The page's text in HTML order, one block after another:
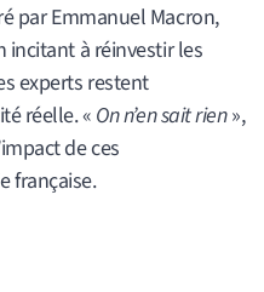
par Emmanuel Macron,
incitant à réinvestir les
experts restent
réelle. « On n’en sait rien»,
de ces
française.